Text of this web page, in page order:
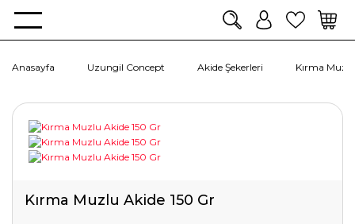
Anasayfa Uzungil Concept Akide Şekerleri Kırma
Kırma Muzlu Akide 150 Gr